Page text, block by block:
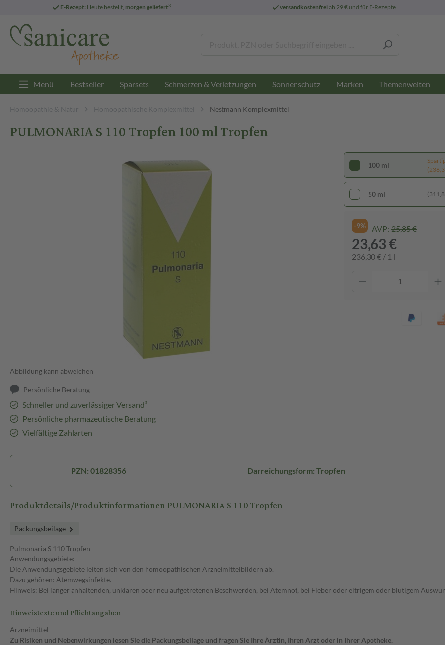
E-Rezept: Heute bestellt, morgen geliefert3 versandkostenfreiab 29 € und für E-Rezepte
Menü Bestseller Sparsets Schmerzen & Verletzungen Sonnenschutz Marken Themenwelten
Homöopathie & Natur Homöopathische Komplexmittel Nestmann Komplexmittel
PULMONARIA S 110 Tropfen 100 ml Tropfen
Abbildung kann abweichen
Persönliche Beratung
Schneller und zuverlässiger Versand³
Persönliche pharmazeutische Beratung
Vielfältige Zahlarten
100 ml
50 ml
-9% AVP: 25,85 €
23,63 €
236,30 € / 1 l
PZN: 01828356 Darreichungsform: Tropfen
Produktdetails/Produktinformationen PULMONARIA S 110 Tropfen
Packungsbeilage
Pulmonaria S 110 Tropfen
Anwendungsgebiete:
Die Anwendungsgebiete leiten sich von den homöopathischen Arzneimittelbildern ab.
Dazu gehören: Atemwegsinfekte.
Hinweis: Bei länger anhaltenden, unklaren oder neu aufgetretenen Beschwerden, bei Atemnot, bei Fieber oder eitrigem oder blutigem
Hinweistexte und Pflichtangaben
Arzneimittel
Zu Risiken und Nebenwirkungen lesen Sie die Packungsbeilage und fragen Sie Ihre Ärztin, Ihren Arzt oder in Ihrer Apotheke.